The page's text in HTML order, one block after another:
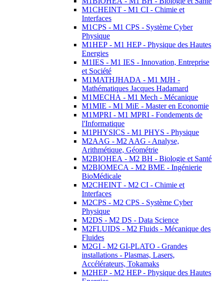
M1CHEINT - M1 CI - Chimie et
Interfaces
M1CPS - M1 CPS - Système Cyber
Physique
M1HEP - M1 HEP - Physique des Hautes
Energies
M1IES - M1 IES - Innovation, Entreprise
et Société
M1MATHJHADA - M1 MJH -
Mathématiques Jacques Hadamard
M1MECHA - M1 Mech - Mécanique
M1MIE - M1 MiE - Master en Economie
M1MPRI - M1 MPRI - Fondements de
l'Informatique
M1PHYSICS - M1 PHYS - Physique
M2AAG - M2 AAG - Analyse,
Arithmétique, Géométrie
M2BIOHEA - M2 BH - Biologie et Santé
M2BIOMECA - M2 BME - Ingénierie
BioMédicale
M2CHEINT - M2 CI - Chimie et
Interfaces
M2CPS - M2 CPS - Système Cyber
Physique
M2DS - M2 DS - Data Science
M2FLUIDS - M2 Fluids - Mécanique des
Fluides
M2GI - M2 GI-PLATO - Grandes
installations - Plasmas, Lasers,
Accélérateurs, Tokamaks
M2HEP - M2 HEP - Physique des Hautes